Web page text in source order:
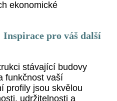
ekonomické
pro váš další
stávající budovy
funkčnost vaší
profily jsou skvělou
udržitelnosti a